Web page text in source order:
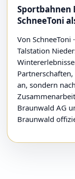
Sportbahnen
SchneeToni
Von SchneeToni
Talstation
an, sondern
Braunwald AG
Braunwald